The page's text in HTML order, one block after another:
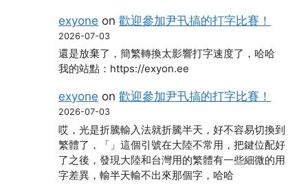
exyone on歡迎參加尹卂搞的打字比賽！
2026-07-03
還是放棄了，簡繁轉換太影響打字速度了，哈哈
我的站點：https://exyon.ee
exyone on歡迎參加尹卂搞的打字比賽！
2026-07-03
哎，光是折騰輸入法就折騰半天，好不容易切換到
繁體了，「」這個引號在大陸不常用，把鍵位配好
了之後，發現大陸和台灣用的繁體有一些細微的用
字差異，輸半天輸不出來那個字，哈哈